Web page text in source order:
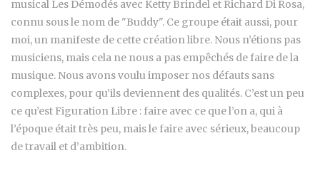
musical Les Démodés avec Ketty Brindel et Richard Di Rosa,
connu sous le nom de "Buddy". Ce groupe était aussi, pour
moi, un manifeste de cette création libre. Nous n’étions pas
musiciens, mais cela ne nous a pas empêchés de faire de la
musique. Nous avons voulu imposer nos défauts sans
complexes, pour qu’ils deviennent des qualités. C’est un peu
ce qu’est Figuration Libre : faire avec ce que l’on a, qui à
l’époque était très peu, mais le faire avec sérieux, beaucoup
de travail et d’ambition.